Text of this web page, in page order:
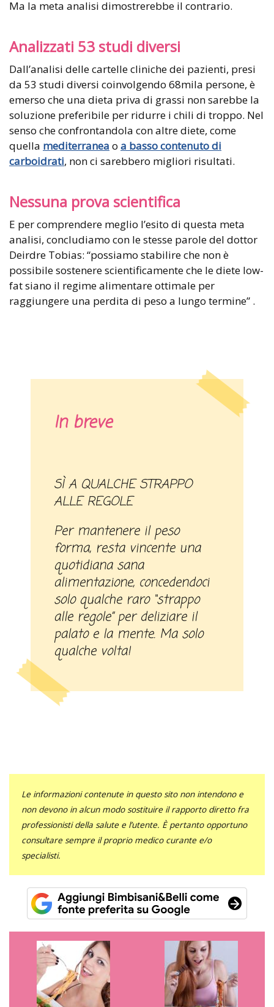
Ma la meta analisi dimostrerebbe il contrario.
Analizzati 53 studi diversi
Dall’analisi delle cartelle cliniche dei pazienti, presi
da 53 studi diversi coinvolgendo 68mila persone, è
emerso che una dieta priva di grassi non sarebbe la
soluzione preferibile per ridurre i chili di troppo. Nel
senso che confrontandola con altre diete, come
quella mediterranea o a basso contenuto di
carboidrati, non ci sarebbero migliori risultati.
Nessuna prova scientifica
E per comprendere meglio l’esito di questa meta
analisi, concludiamo con le stesse parole del dottor
Deirdre Tobias: “possiamo stabilire che non è
possibile sostenere scientificamente che le diete low-
fat siano il regime alimentare ottimale per
raggiungere una perdita di peso a lungo termine” .
In breve
SÌ A QUALCHE STRAPPO
ALLE REGOLE
Per mantenere il peso
forma, resta vincente una
quotidiana sana
alimentazione, concedendoci
solo qualche raro “strappo
alle regole” per deliziare il
palato e la mente. Ma solo
qualche volta!
Le informazioni contenute in questo sito non intendono e
non devono in alcun modo sostituire il rapporto diretto fra
professionisti della salute e l’utente. È pertanto opportuno
consultare sempre il proprio medico curante e/o
specialisti.